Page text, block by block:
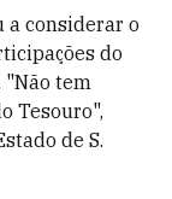
a considerar o
do
"Não tem
Tesouro",
de S.